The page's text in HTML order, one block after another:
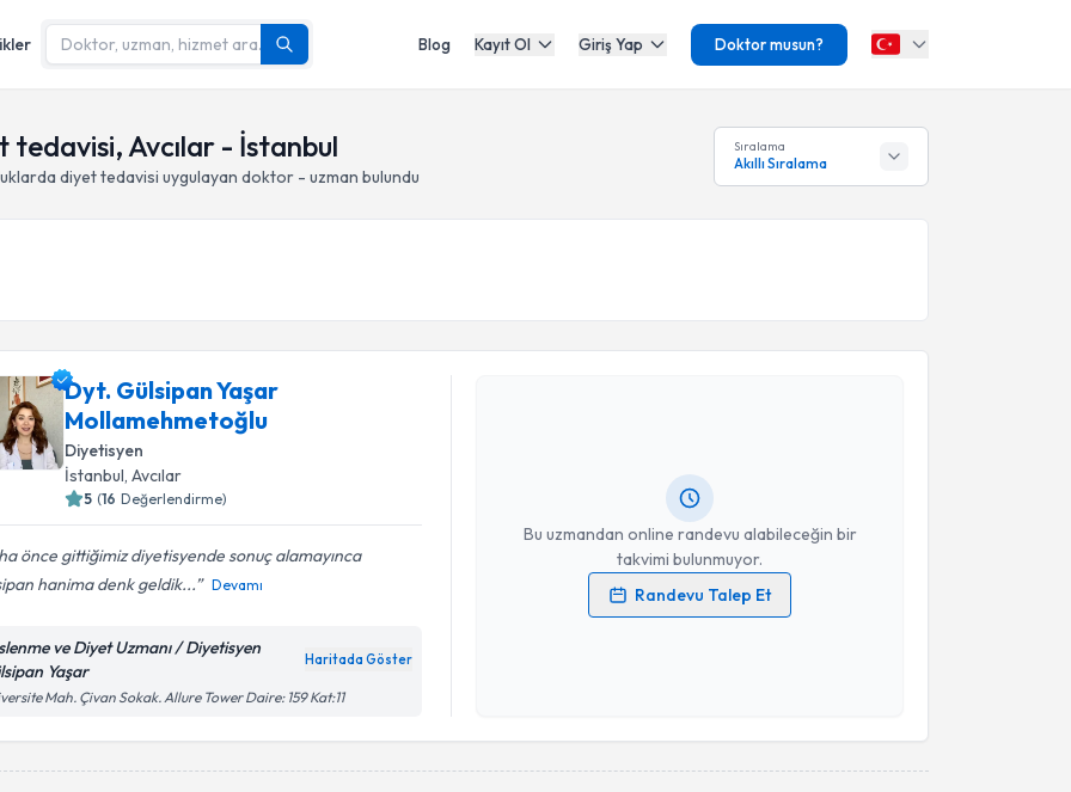
Blog Kayıt Ol Giriş Yap Doktor musun?
Avcılar - İstanbul
diyet tedavisi uygulayan doktor - uzman bulundu
Sıralama
Akıllı Sıralama
Dyt. Gülsipan Yaşar
Mollamehmetoğlu
Diyetisyen
İstanbul, Avcılar
5 (16 Değerlendirme)
önce gittiğimiz diyetisyende sonuç alamayınca
hanima denk geldik...
Devamı
ve Diyet Uzmanı / Diyetisyen
Yaşar
Haritada Göster
Mah. Çivan Sokak. Allure Tower Daire: 159 Kat:11
Bu uzmandan online randevu alabileceğin bir
takvimi bulunmuyor.
Randevu Talep Et
Randevu Takvimi Talebi
Kişisel verilerimin işlenmesine ilişkinAydınlatma Metni
Takvim Talebini Gönder